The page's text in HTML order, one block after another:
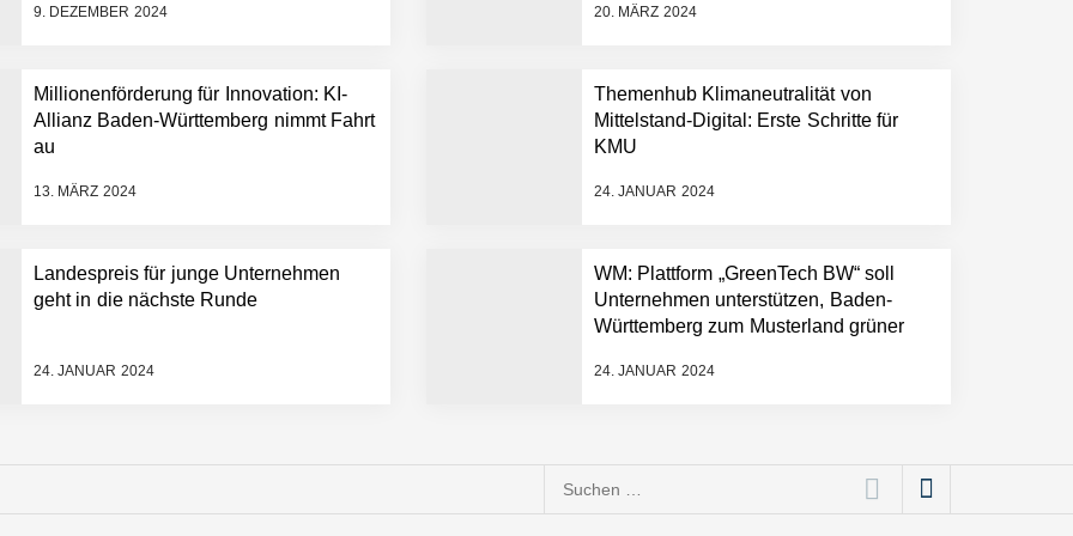
9. DEZEMBER 2024 20. MÄRZ 2024
Millionenförderung für Innovation: KI-
Allianz Baden-Württemberg nimmt Fahrt
au
13. MÄRZ 2024
Themenhub Klimaneutralität von
Mittelstand-Digital: Erste Schritte für
KMU
24. JANUAR 2024
Landespreis für junge Unternehmen
geht in die nächste Runde
24. JANUAR 2024
WM: Plattform „GreenTech BW“ soll
Unternehmen unterstützen, Baden-
Württemberg zum Musterland grüner
24. JANUAR 2024
Suchen